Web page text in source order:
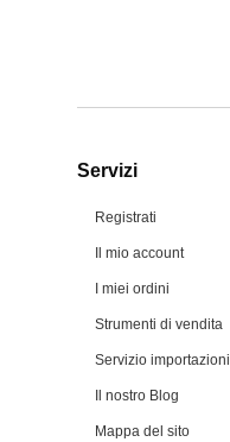
Servizi
Registrati
Il mio account
I miei ordini
Strumenti di vendita
Servizio importazioni
Il nostro Blog
Mappa del sito